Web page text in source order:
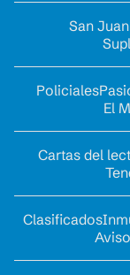
San Juan
Policiales
El
Cartas del
Clasificados